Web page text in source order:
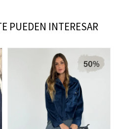
PUEDEN INTERESAR